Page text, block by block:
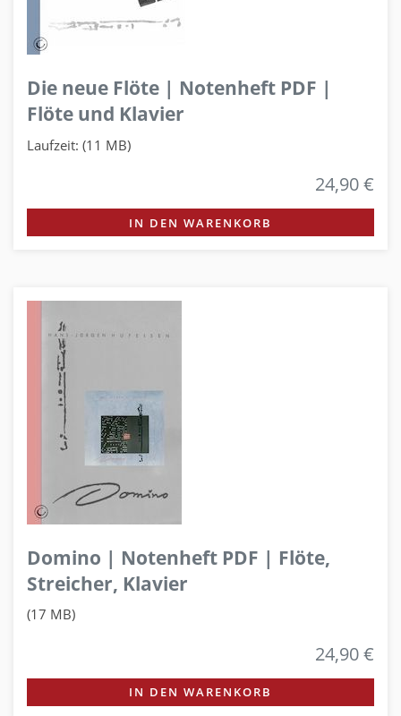
Die neue Flöte | Notenheft PDF |
Flöte und Klavier
Laufzeit: (11 MB)
24,90 €
IN DEN WARENKORB
Domino | Notenheft PDF | Flöte,
Streicher, Klavier
(17 MB)
24,90 €
IN DEN WARENKORB